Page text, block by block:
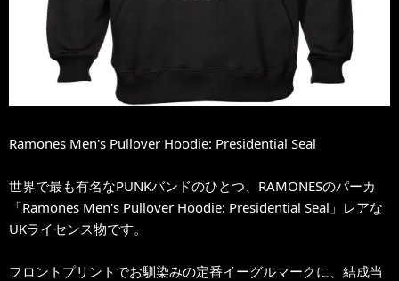
Ramones Men's Pullover Hoodie: Presidential Seal
世界で最も有名なPUNKバンドのひとつ、RAMONESのパーカ
「Ramones Men's Pullover Hoodie: Presidential Seal」レアな
UKライセンス物です。
フロントプリントでお馴染みの定番イーグルマークに、結成当